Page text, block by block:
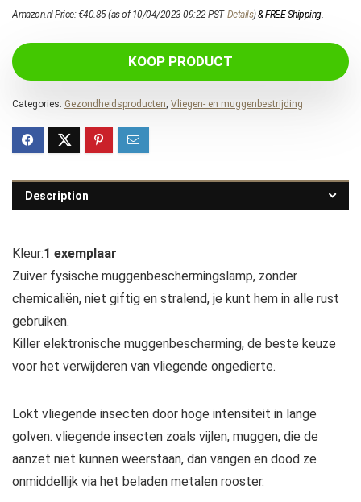
Amazon.nl Price:€40.85(as of 10/04/2023 09:22 PST-Details)&FREE Shipping.
KOOP PRODUCT
Categories: Gezondheidsproducten Vliegen- en muggenbestrijding
Description
Kleur:1 exemplaar
Zuiver fysische muggenbeschermingslamp, zonder
chemicaliën, niet giftig en stralend, je kunt hem in alle rust
gebruiken.
Killer elektronische muggenbescherming, de beste keuze
voor het verwijderen van vliegende ongedierte.
Lokt vliegende insecten door hoge intensiteit in lange
golven. vliegende insecten zoals vijlen, muggen, die de
aanzet niet kunnen weerstaan, dan vangen en dood ze
onmiddellijk via het beladen metalen rooster.